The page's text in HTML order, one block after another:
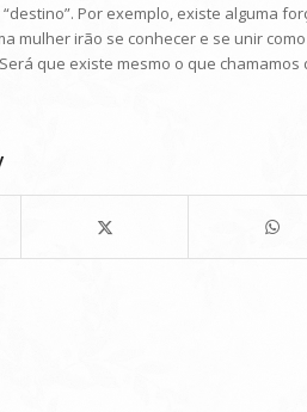
Por exemplo, existe alguma
mulher irão se conhecer e se unir
que existe mesmo o que